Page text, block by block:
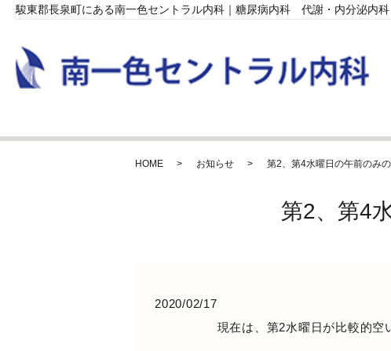
駿東郡長泉町にある南一色セントラル内科｜糖尿病内科 代謝・内分泌内科
HOME お知らせ 第2、第4水曜日の午前のみ
第2、第4
2020/02/17
現在は、第2水曜日が比較的空